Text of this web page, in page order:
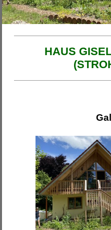
HAUS